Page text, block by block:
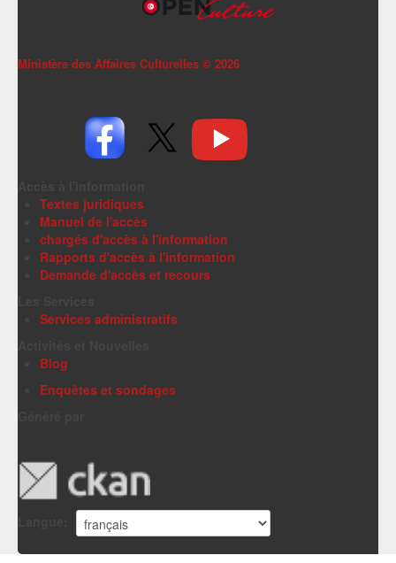
Ministère des Affaires Culturelles © 2026
Textes juridiques
Manuel de l'accès
chargés d'accès à l'information
Rapports d'accès à l'information
Demande d'accès et recours
Services administratifs
Blog
Enquêtes et sondages